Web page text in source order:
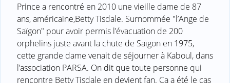
Prince a rencontré en 2010 une vieille dame de 87
ans, américaine,Betty Tisdale. Surnommée "l’Ange de
Saïgon" pour avoir permis l’évacuation de 200
orphelins juste avant la chute de Saïgon en 1975,
cette grande dame venait de séjourner à Kaboul, dans
l’association PARSA. On dit que toute personne qui
rencontre Betty Tisdale en devient fan. Ca a été le cas